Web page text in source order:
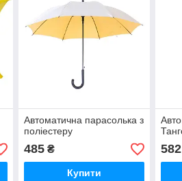
Автоматична парасолька з
поліестеру
485₴
Купити
582